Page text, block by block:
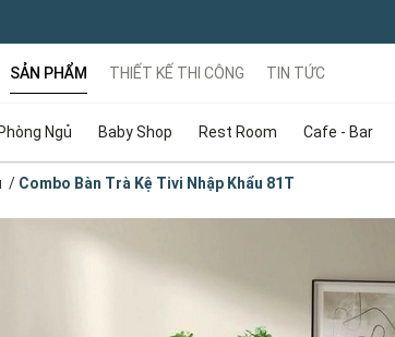
SẢN PHẨM
Phòng Ngủ Baby Shop Rest Room Cafe - Bar
THIẾT KẾ THI CÔNG TIN TỨC
/ Combo Bàn Trà Kệ Tivi Nhập Khẩu 81T